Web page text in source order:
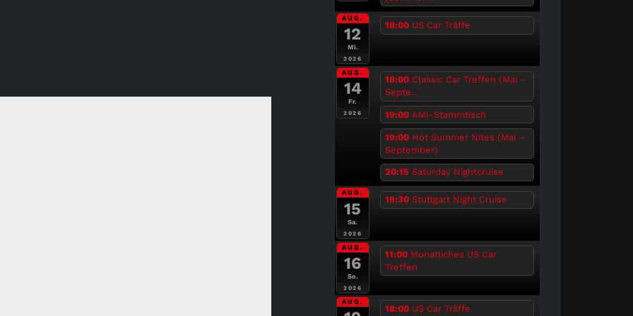
AUG.
12
Mi.
2026
18:00 US Car Träffe
AUG.
14
Fr.
2026
18:00 Classic Car Treffen (Mai –
Septe...
19:00 AMI-Stammtisch
19:00 Hot Summer Nites (Mai –
September)
20:15 Saturday Nightcruise
AUG.
15
Sa.
2026
19:30 Stuttgart Night Cruise
AUG.
16
So.
2026
11:00 Monatliches US Car
Treffen
AUG.
18:00 US Car Träffe